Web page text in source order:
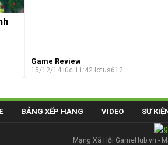
Game Review
15/12/14 lúc 11:42 lotus612
BẢNG XẾP HẠNG VIDEO SỰ
Mạng Xã Hội GameHub.vn -